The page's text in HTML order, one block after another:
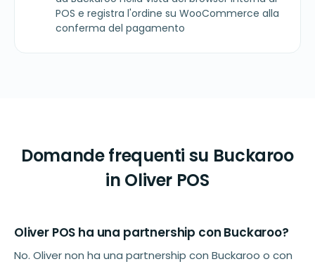
POS e registra l'ordine su WooCommerce alla
conferma del pagamento
Domande frequenti su Buckaroo
in Oliver POS
Oliver POS ha una partnership con Buckaroo?
No. Oliver non ha una partnership con Buckaroo o con